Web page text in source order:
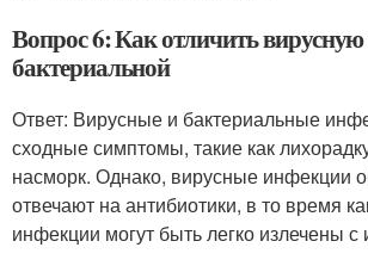
Вопрос 6: Как отличить
бактериальной
Ответ: Вирусные и бактериальные
сходные симптомы, такие как
насморк. Однако, вирусные инфекции
отвечают на антибиотики, в то время
инфекции могут быть легко излечены